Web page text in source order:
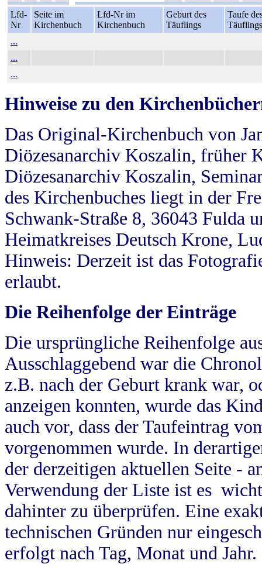
Lfd-
Nr
Seite im
Kirchenbuch
Lfd-Nr im
Kirchenbuch
Geburt des
Täuflings
Taufe
Täuflings
...
...
...
Hinweise zu den
Das Original-Kirchenbuch von
Diözesanarchiv Koszalin, früher
Diözesanarchiv Koszalin,
des Kirchenbuches liegt in der
Schwank-Straße 8, 36043 Fulda
Heimatkreises Deutsch Krone,
Hinweis: Derzeit ist das
erlaubt.
Die Reihenfolge der Einträge
Die ursprüngliche Reihenfolge
Ausschlaggebend war die
z.B. nach der Geburt krank war,
anzeigen konnten, wurde das
auch vor, dass der Taufeintrag
vorgenommen wurde. In
der derzeitigen aktuellen Seite -
Verwendung der Liste ist es
dahinter zu überprüfen. Eine
technischen Gründen nur
erfolgt nach Tag, Monat und Jahr.